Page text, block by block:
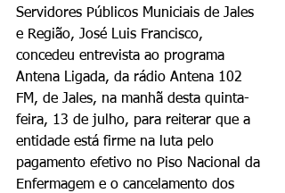
Servidores Públicos Municiais de Jales
e Região, José Luis Francisco,
concedeu entrevista ao programa
Antena Ligada, da rádio Antena 102
FM, de Jales, na manhã desta quinta-
feira, 13 de julho, para reiterar que a
entidade está firme na luta pelo
pagamento efetivo no Piso Nacional da
Enfermagem e o cancelamento dos